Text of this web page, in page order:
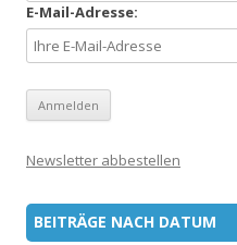
E-Mail-Adresse:
Newsletter abbestellen
BEITRÄGE NACH DATUM